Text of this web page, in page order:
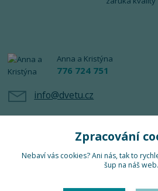
Anna a Kristýna
776 724 751
info@dvetu.cz
Zpracování
Nebaví vás cookies? Ani nás, tak to
šup na náš web.